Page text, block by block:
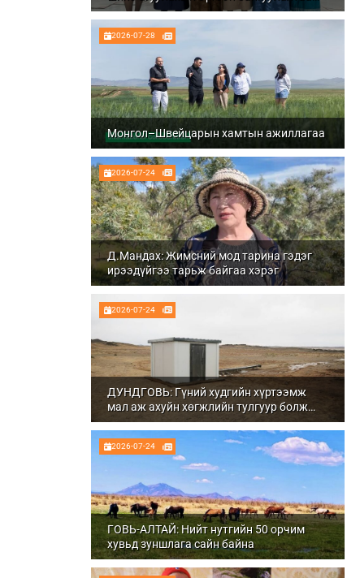
бүрэн дуусгаж, ашиглалтад орууллаа
2026-07-28
Монгол–Швейцарын хамтын ажиллагаа
2026-07-24
Д.Мандах: Жимсний мод тарина гэдэг
ирээдүйгээ тарьж байгаа хэрэг
2026-07-24
ДУНДГОВЬ: Гүний худгийн хүртээмж
мал аж ахуйн хөгжлийн тулгуур болж
байна
2026-07-24
ГОВЬ-АЛТАЙ: Нийт нутгийн 50 орчим
хувьд зуншлага сайн байна